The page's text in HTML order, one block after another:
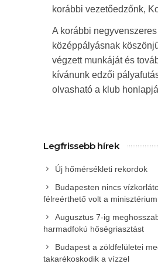
korábbi vezetőedzőnk,
A korábbi
középpályásnak
végzett munkáját és
kívánunk edzői
olvasható a klub
Legfrissebb hírek
Új hőmérsékleti rekordok
Budapesten nincs
félreérthető volt a
Augusztus 7-ig
harmadfokú hőségriasztást
Budapest a zöldfelületei
takarékoskodik a vízzel